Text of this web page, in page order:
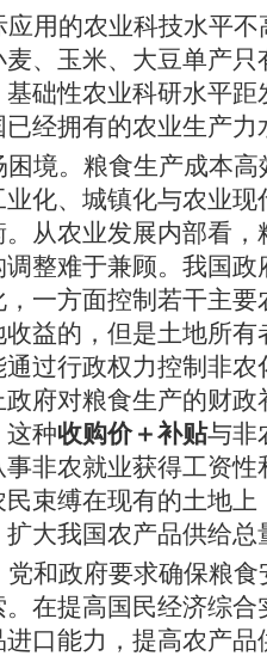
应用的农业科技水平
、玉米、大豆单产只
础性农业科研水平
经拥有的农业生产力
困境。粮食生产成本
化、城镇化与农业
从农业发展内部看
整难于兼顾。我国
一方面控制若干主
收益的，但是土地所
通过行政权力控制非
府对粮食生产的财
这种收购价＋补贴与非
非农就业获得工资
束缚在现有的土地
大我国农产品供给
党和政府要求确保粮
在提高国民经济综
口能力，提高农产